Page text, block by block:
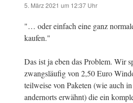
5. März 2021 um 12:37 Uhr
"… oder einfach eine ganz
kaufen."
Das ist ja eben das Problem. Wir
zwangsläufig von 2,50 Euro
teilweise von Paketen (wie auch
andernorts erwähnt) die ein